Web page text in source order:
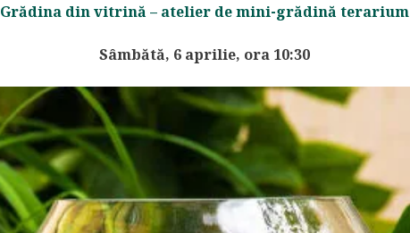
Grădina din vitrină – atelier de mini-grădină terarium
Sâmbătă, 6 aprilie, ora 10:30